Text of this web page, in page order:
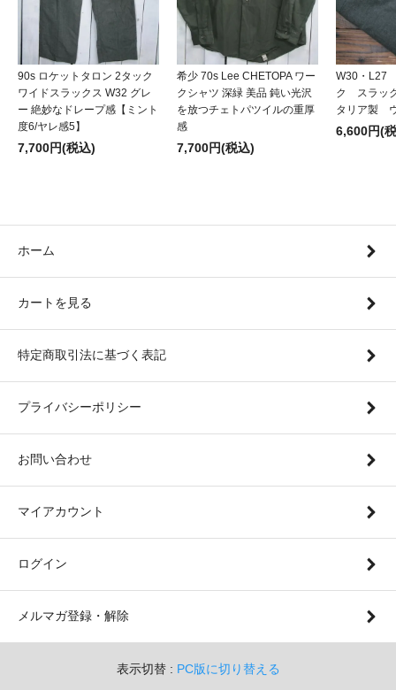
90s ロケットタロン 2タック
ワイドスラックス W32 グレ
ー 絶妙なドレープ感【ミント
度6/ヤレ感5】
7,700円(税込)
希少 70s Lee CHETOPA ワー
クシャツ 深緑 美品 鈍い光沢
を放つチェトパツイルの重厚
感
7,700円(税込)
W30・
ク スラッ
タリア製
6,600円(
ホーム
カートを見る
特定商取引法に基づく表記
プライバシーポリシー
お問い合わせ
マイアカウント
ログイン
メルマガ登録・解除
表示切替 : PC版に切り替える